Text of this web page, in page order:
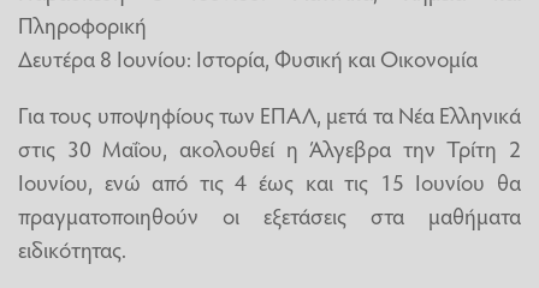
Πληροφορική
Δευτέρα 8 Ιουνίου: Ιστορία, Φυσική και Οικονομία
Για τους υποψηφίους των ΕΠΑΛ, μετά τα Νέα Ελληνικά
στις 30 Μαΐου, ακολουθεί η Άλγεβρα την Τρίτη 2
Ιουνίου, ενώ από τις 4 έως και τις 15 Ιουνίου θα
πραγματοποιηθούν οι εξετάσεις στα μαθήματα
ειδικότητας.